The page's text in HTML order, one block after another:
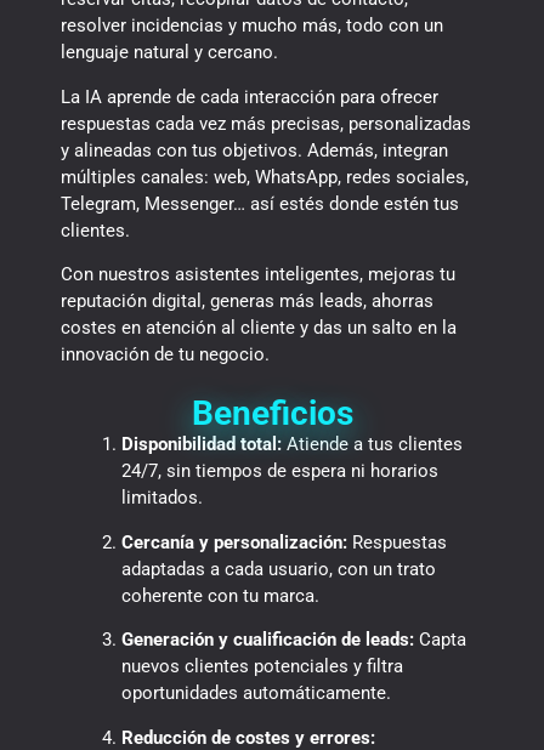
Disponibilidad total: Atiende a tus clientes
24/7, sin tiempos de espera ni horarios
limitados.
Cercanía y personalización: Respuestas
adaptadas a cada usuario, con un trato
coherente con tu marca.
Generación y cualificación de leads: Capta
nuevos clientes potenciales y filtra
oportunidades automáticamente.
Reducción de costes y errores:
Beneficios
resolver incidencias y mucho más, todo con un
lenguaje natural y cercano.
La IA aprende de cada interacción para ofrecer
respuestas cada vez más precisas, personalizadas
y alineadas con tus objetivos. Además, integran
múltiples canales: web, WhatsApp, redes sociales,
Telegram, Messenger… así estés donde estén tus
clientes.
Con nuestros asistentes inteligentes, mejoras tu
reputación digital, generas más leads, ahorras
costes en atención al cliente y das un salto en la
innovación de tu negocio.